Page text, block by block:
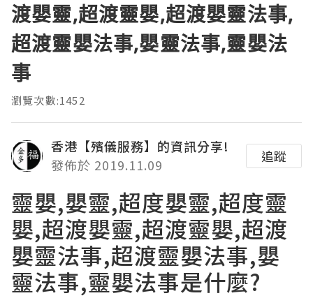
渡嬰靈,超渡靈嬰,超渡嬰靈法事,
超渡靈嬰法事,嬰靈法事,靈嬰法
事
瀏覽次數:1452
香港【殯儀服務】的資訊分享!
發佈於 2019.11.09
追蹤
靈嬰,嬰靈,超度嬰靈,超度靈
嬰,超渡嬰靈,超渡靈嬰,超渡
嬰靈法事,超渡靈嬰法事,嬰
靈法事,靈嬰法事是什麼?